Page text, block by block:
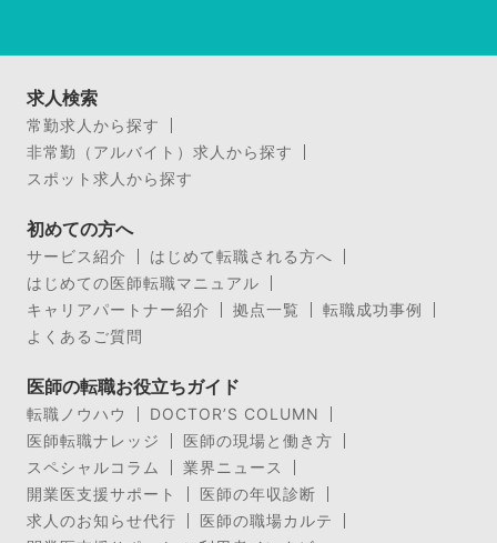
求人検索
常勤求人から探す
非常勤（アルバイト）求人から探す
スポット求人から探す
初めての方へ
サービス紹介
はじめて転職される方へ
はじめての医師転職マニュアル
キャリアパートナー紹介
拠点一覧
転職成功事例
よくあるご質問
医師の転職お役立ちガイド
転職ノウハウ
DOCTOR’S COLUMN
医師転職ナレッジ
医師の現場と働き方
スペシャルコラム
業界ニュース
開業医支援サポート
医師の年収診断
求人のお知らせ代行
医師の職場カルテ